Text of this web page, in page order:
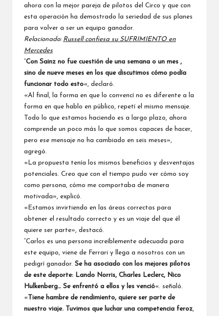
ahora con la mejor pareja de pilotos del Circo y que con
esta operación ha demostrado la seriedad de sus planes
para volver a ser un equipo ganador.
Relacionado: Russell confiesa su SUFRIMIENTO en
Mercedes
“Con Sainz no fue cuestión de una semana o un mes ,
sino de nueve meses en los que discutimos cómo podía
funcionar todo esto«, declaró.
«Al final, la forma en que lo convencí no es diferente a la
forma en que hablo en público, repetí el mismo mensaje.
Todo lo que estamos haciendo es a largo plazo, ahora
comprende un poco más lo que somos capaces de hacer,
pero ese mensaje no ha cambiado en seis meses»,
agregó.
«La propuesta tenía los mismos beneficios y desventajas
potenciales. Creo que con el tiempo pudo ver cómo soy
como persona, cómo me comportaba de manera
motivada», explicó.
«Estamos invirtiendo en las áreas correctas para
obtener el resultado correcto y es un viaje del que él
quiere ser parte», destacó.
“Carlos es una persona increíblemente adecuada para
este equipo, viene de Ferrari y llega a nosotros con un
pedigrí ganador. Se ha asociado con los mejores pilotos
de este deporte: Lando Norris, Charles Leclerc, Nico
Hulkenberg… Se enfrentó a ellos y les venció«. señaló.
« Tiene hambre de rendimiento, quiere ser parte de
nuestro viaje. Tuvimos que luchar una competencia feroz